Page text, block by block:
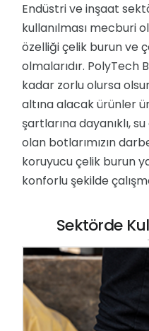
Endüstri ve inşaat
kullanılması mecburi
özelliği çelik burun ve
olmalarıdır. PolyTech
kadar zorlu olursa
altına alacak ürünler
şartlarına dayanıklı, su
olan botlarımızın
koruyucu çelik burun
konforlu şekilde
Sektörde